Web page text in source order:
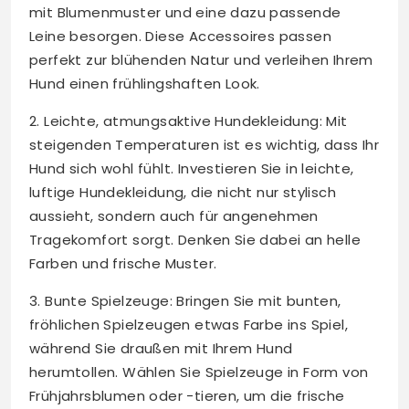
mit Blumenmuster und eine dazu passende
Leine besorgen. Diese Accessoires passen
perfekt zur blühenden Natur und verleihen Ihrem
Hund einen frühlingshaften Look.
2. Leichte, atmungsaktive Hundekleidung: Mit
steigenden Temperaturen ist es wichtig, dass Ihr
Hund sich wohl fühlt. Investieren Sie in leichte,
luftige Hundekleidung, die nicht nur stylisch
aussieht, sondern auch für angenehmen
Tragekomfort sorgt. Denken Sie dabei an helle
Farben und frische Muster.
3. Bunte Spielzeuge: Bringen Sie mit bunten,
fröhlichen Spielzeugen etwas Farbe ins Spiel,
während Sie draußen mit Ihrem Hund
herumtollen. Wählen Sie Spielzeuge in Form von
Frühjahrsblumen oder -tieren, um die frische